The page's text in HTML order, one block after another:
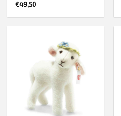
€49,50